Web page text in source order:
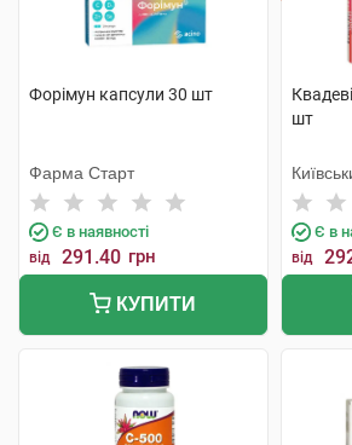
Форімун капсули 30 шт
Фарма Старт
Є в наявності
від 291.40 грн
КУПИТИ
шт
Є в
від